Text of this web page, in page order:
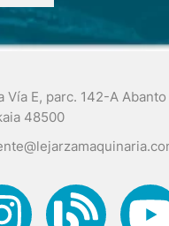
Vía E, parc. 142-A
48500